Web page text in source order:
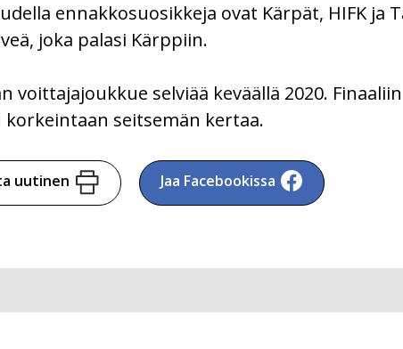
ennakkosuosikkeja ovat Kärpät, HIFK ja
joka palasi Kärppiin.
voittajajoukkue selviää keväällä 2020.
korkeintaan seitsemän kertaa.
uutinen Jaa Facebookissa